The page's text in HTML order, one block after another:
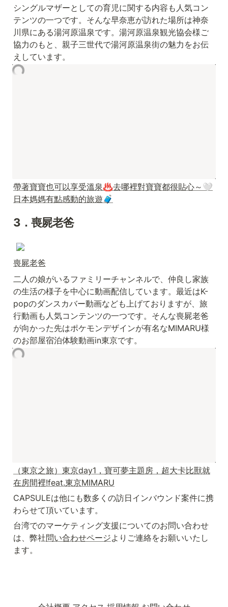
シングルマザーとしての育児に関する内容も人気コン
テンツの一つです。そんな早奈恵が訪れた場所は神奈
川県にある湯河原温泉です。湯河原温泉観光協会様ご
協力のもと、親子三世代で湯河原温泉街の魅力をお伝
えしています。
帶著寶寶也可以享受溫泉♨︎去哪裡對寶寶都很貼心～🤍
日本媽媽有點感動的旅遊🧳
3．喪屍老爸
喪屍老爸
二人の娘がいるファミリーチャンネルで、仲良し家族
の生活の様子を中心に動画配信しています。最近はK-
popのダンスカバー動画なども上げておりますが、旅
行動画も人気コンテンツの一つです。そんな喪屍老爸
が向かった先はポケモンデザインが有名なMIMARU様
のお部屋宿泊体験動画in東京です。
（東京之旅）東京day1，寶可夢主題房，超大卡比獸就
在房間裡!feat.東京MIMARU
CAPSULEは他にも数多くの訪日インバウンド案件に携
わらせて頂いています。
台湾でのマーケティング支援についてのお問い合わせ
は、弊社問い合わせページよりご連絡をお願いいたし
ます。